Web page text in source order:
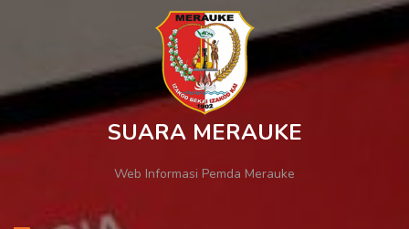
SUARA MERAUKE
Web Informasi Pemda Merauke